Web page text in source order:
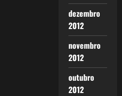
dezembro
2012
novembro
2012
outubro
2012